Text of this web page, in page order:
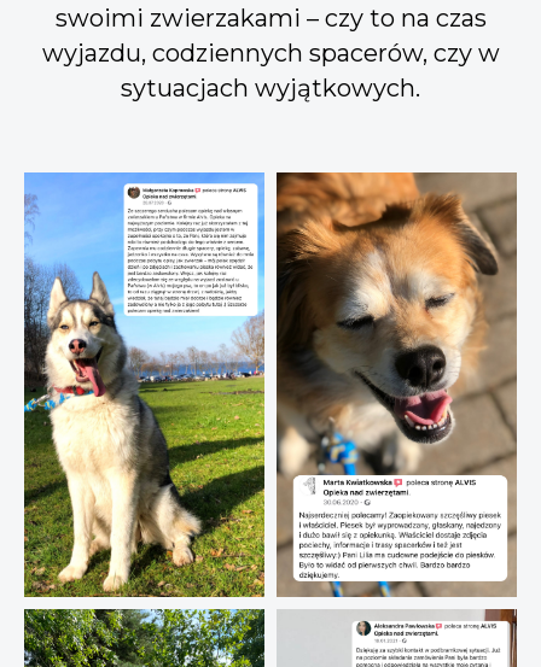
swoimi zwierzakami – czy to na czas
wyjazdu, codziennych spacerów, czy w
sytuacjach wyjątkowych.